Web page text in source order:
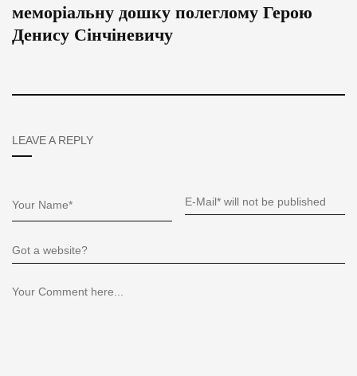
меморіальну дошку полеглому Герою
Денису Сінчіневичу
LEAVE A REPLY